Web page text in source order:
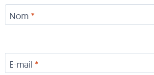
Nom *
E-mail *